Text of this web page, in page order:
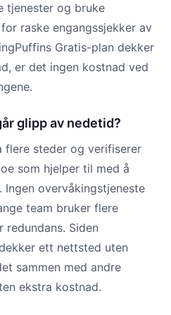
tjenester og bruke
raske engangssjekker av
Gratis-plan dekker
er det ingen kostnad ved
glipp av nedetid?
flere steder og verifiserer
som hjelper til med å
overvåkingstjeneste
team bruker flere
Siden
ett nettsted uten
sammen med andre
ekstra kostnad.